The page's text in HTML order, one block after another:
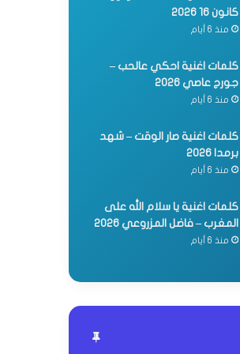
كانون 16 2026
منذ 6 أيام
كلمات اغنية احكي عالحب –
جورج عاصي 2026
منذ 6 أيام
كلمات اغنية صار الوقت – شهد
برمدا 2026
منذ 6 أيام
كلمات اغنية يا سلام الله على
المغرب – فاضل المزروعي 2026
منذ 6 أيام